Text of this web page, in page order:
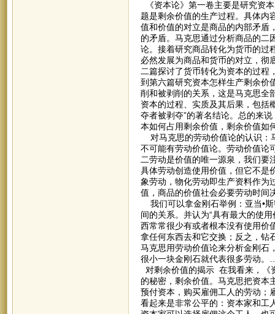
《资本论》第一卷主要是研究资
题是剩余价值的生产过程。具体内
值和价值的对立是商品的内部矛盾
的矛盾。马克思通过分析商品的二
论。接着研究商品转化为货币的过
必然发展为商品和货币的对立，彻
二篇探讨了货币转化为资本的过程
到第六篇研究资本怎样生产剩余价
削和被剥削的关系，这是马克思全
资本的过程、实质及其后果，包括
夺者被剥夺”的著名结论。总的来
本如何占用剩余价值，剩余价值如
对马克思的劳动价值论的认识：
不可能有劳动价值论。劳动价值论
二劳动是价值的唯一源泉，我们要
具体劳动创造使用价值，但它不是
象劳动，物化劳动即生产资料作为
值，商品的价值社会必要劳动时间
我们可以拿金刚石举例：亚当•
间的关系。并认为“具有最大的使
西常常很少有或者根本没有使用价
拿任何东西去和它交换；反之，钻
马克思用劳动价值论来分析金刚石
很小一块金刚石就代表很多劳动
对剩余价值的揭示 在我看来，《
的秘密，剩余价值。马克思把资本
预付资本，购买雇佣工人的劳动；
看起来是非常公平的：资本家和工